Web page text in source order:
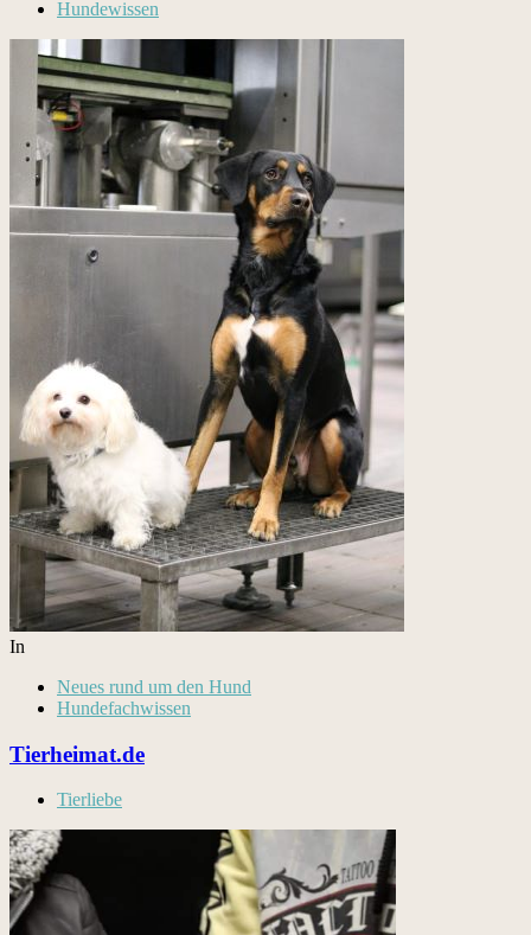
Hundewissen
In
Neues rund um den Hund
Hundefachwissen
Tierheimat.de
Tierliebe